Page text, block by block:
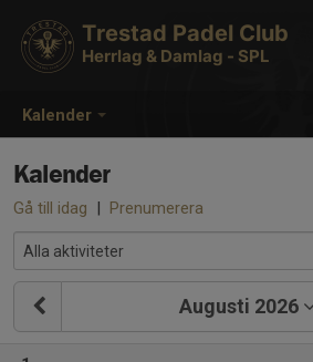
Kalender
Trestad Padel Club
Herrlag & Damlag - SPL
Kalender
Gå till idag | Prenumerera
Augusti 2026